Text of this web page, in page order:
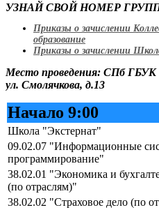
УЗНАЙ СВОЙ НОМЕР
Приказы о зачислении
образование
Приказы о зачислении
Место проведения: СПб ГБУК
ул. Смолячкова, д.13
Начало 9:00
Школа "Экстернат"
09.02.07 "Информационные
программирование"
38.02.01 "Экономика и
(по отраслям)"
38.02.02 "Страховое дело (по